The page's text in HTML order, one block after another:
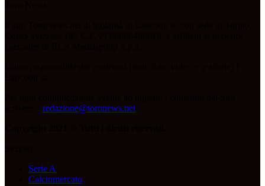
redazione@toronews.net
Serie A
Calciomercato